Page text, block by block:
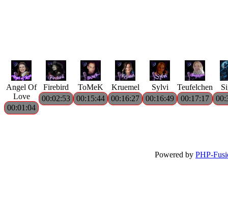
Angel Of
Love
00:01:04
Firebird
00:02:53
ToMeK
00:15:44
Kruemel
00:16:27
Sylvi
00:16:49
Teufelchen
00:17:17
Powered by PHP-